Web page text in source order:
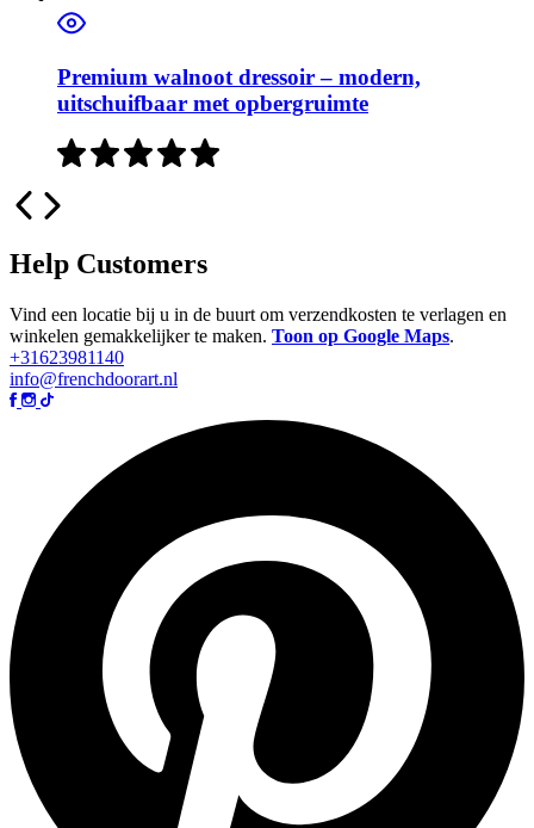
Premium walnoot dressoir – modern,
uitschuifbaar met opbergruimte
Help Customers
Vind een locatie bij u in de buurt om verzendkosten te verlagen en
winkelen gemakkelijker te maken. Toon op Google Maps.
+31623981140
info@frenchdoorart.nl